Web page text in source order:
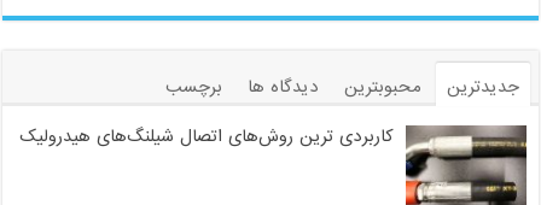
جدیدترین محبوبترین دیدگاه ها
برچسب
کاربردی ترین روش‌های اتصال شیلنگ‌های هیدرولیک